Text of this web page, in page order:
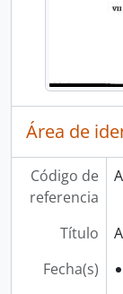
Área de
Código de
referencia
Título
Fecha(s)